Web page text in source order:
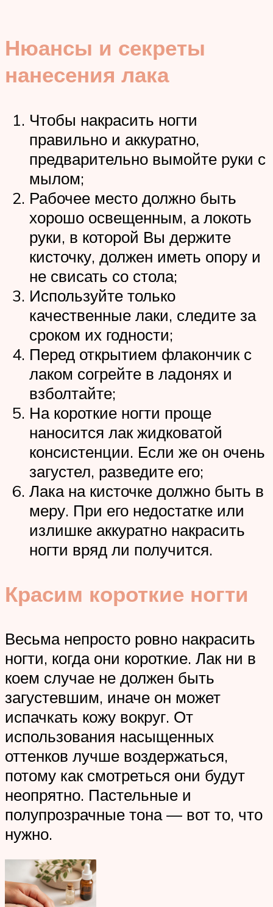
Нюансы и секреты
нанесения лака
Чтобы накрасить ногти
правильно и аккуратно,
предварительно вымойте руки с
мылом;
Рабочее место должно быть
хорошо освещенным, а локоть
руки, в которой Вы держите
кисточку, должен иметь опору и
не свисать со стола;
Используйте только
качественные лаки, следите за
сроком их годности;
Перед открытием флакончик с
лаком согрейте в ладонях и
взболтайте;
На короткие ногти проще
наносится лак жидковатой
консистенции. Если же он очень
загустел, разведите его;
Лака на кисточке должно быть в
меру. При его недостатке или
излишке аккуратно накрасить
ногти вряд ли получится.
Красим короткие ногти
Весьма непросто ровно накрасить
ногти, когда они короткие. Лак ни в
коем случае не должен быть
загустевшим, иначе он может
испачкать кожу вокруг. От
использования насыщенных
оттенков лучше воздержаться,
потому как смотреться они будут
неопрятно. Пастельные и
полупрозрачные тона — вот то, что
нужно.